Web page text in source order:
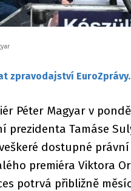
zpravodajství
Péter Magyar v
prezidenta Tamáse
dostupné
premiéra Viktora
potrvá přibližně